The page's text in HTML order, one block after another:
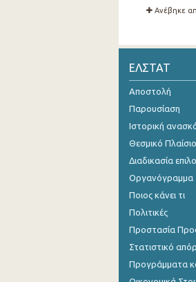
Ανέβηκε
ΕΛΣΤΑΤ
Αποστολή
Παρουσίαση
Ιστορική
Θεσμικό Πλαίσιο
Διαδικασία
Οργανόγραμμα
Ποιος κάνει τι
Πολιτικές
Προστασία
Στατιστικό
Προγράμματα